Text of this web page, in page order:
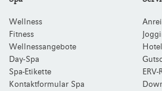
Wellness
Fitness
Wellnessangebote
Day-Spa
Spa-Etikette
Kontaktformular Spa